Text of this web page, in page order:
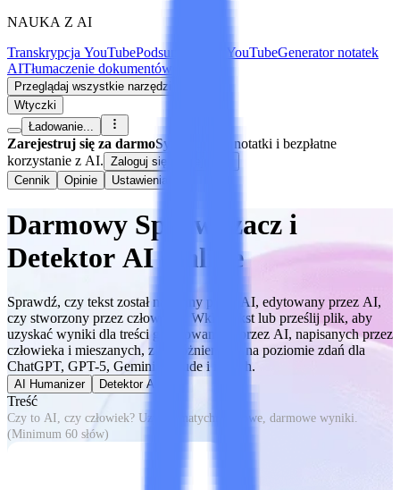
NAUKA Z AI
Transkrypcja YouTubePodsumowanie YouTubeGenerator notatek
AITłumaczenie dokumentów
Przeglądaj wszystkie narzędzia
Wtyczki
Ładowanie...
Zarejestruj się za darmoSynchronizuj notatki i bezpłatne
korzystanie z AI. Zaloguj się / Zarejestruj
Cennik
Opinie Ustawienia
Darmowy Sprawdzacz i
Detektor AI Online
Sprawdź, czy tekst został napisany przez AI, edytowany przez AI,
czy stworzony przez człowieka. Wklej tekst lub prześlij plik, aby
uzyskać wyniki dla treści generowanych przez AI, napisanych przez
człowieka i mieszanych, z wyróżnieniami na poziomie zdań dla
ChatGPT, GPT-5, Gemini, Claude i innych.
AI Humanizer Detektor AI
Treść